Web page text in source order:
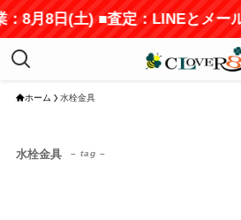
8月8日(土) ■査定：LINEとメー
ホーム 水栓金具
水栓金具 – tag –